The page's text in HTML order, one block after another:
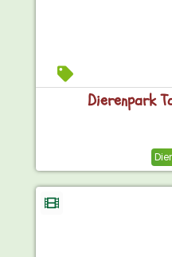
Dierenpark